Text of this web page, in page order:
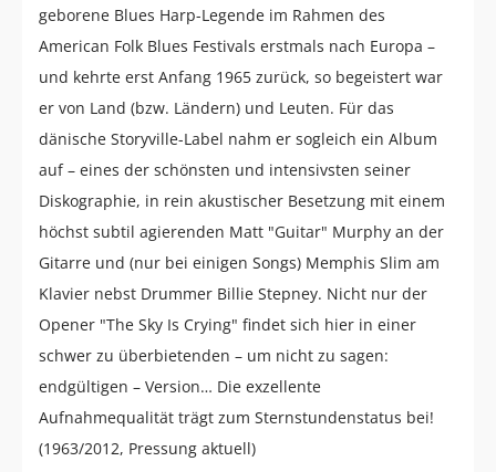
geborene Blues Harp-Legende im Rahmen des
American Folk Blues Festivals erstmals nach Europa –
und kehrte erst Anfang 1965 zurück, so begeistert war
er von Land (bzw. Ländern) und Leuten. Für das
dänische Storyville-Label nahm er sogleich ein Album
auf – eines der schönsten und intensivsten seiner
Diskographie, in rein akustischer Besetzung mit einem
höchst subtil agierenden Matt "Guitar" Murphy an der
Gitarre und (nur bei einigen Songs) Memphis Slim am
Klavier nebst Drummer Billie Stepney. Nicht nur der
Opener "The Sky Is Crying" findet sich hier in einer
schwer zu überbietenden – um nicht zu sagen:
endgültigen – Version… Die exzellente
Aufnahmequalität trägt zum Sternstundenstatus bei!
(1963/2012, Pressung aktuell)